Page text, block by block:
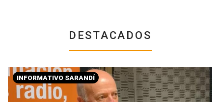
DESTACADOS
INFORMATIVO SARANDÍ